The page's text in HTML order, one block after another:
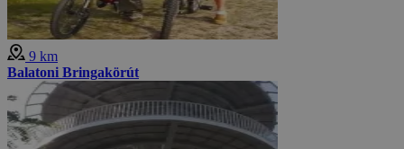
9 km
Balatoni Bringakörút